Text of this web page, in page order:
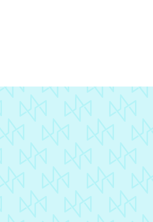
« Les membres de la
Compagnie Nationale
Experts de Justice
Immobilier ont
congrès annuel à
Merci au Connecteur